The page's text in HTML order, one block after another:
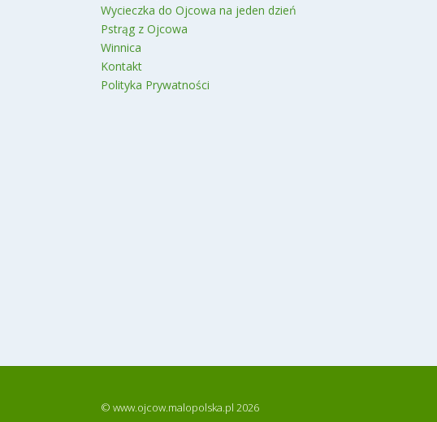
Wycieczka do Ojcowa na jeden dzień
Pstrąg z Ojcowa
Winnica
Kontakt
Polityka Prywatności
© www.ojcow.malopolska.pl 2026